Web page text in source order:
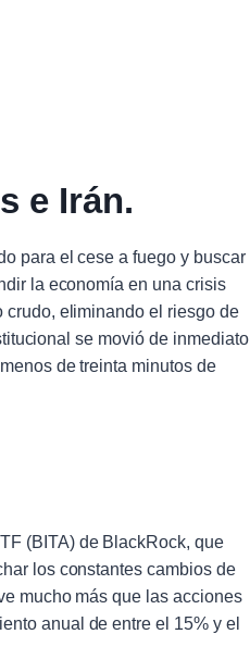
e Irán.
para el cese a fuego y buscar
la economía en una crisis
eliminando el riesgo de
se movió de inmediato
de treinta minutos de
(BITA) de BlackRock, que
los constantes cambios de
mucho más que las acciones
anual de entre el 15% y el